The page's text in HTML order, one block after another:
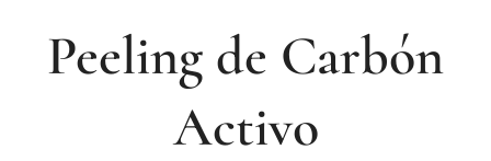
Peeling de Carbón
Activo